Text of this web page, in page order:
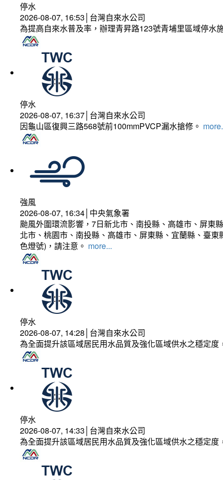
停水
2026-08-07, 16:53│台灣自來水公司
為提高自來水普及率，辦理青昇路123號青埔里區域停水
停水
2026-08-07, 16:37│台灣自來水公司
因龜山區復興三路568號前100mmPVCP漏水搶修。
強風
2026-08-07, 16:34│中央氣象署
颱風外圍環流影響，7日新北市、南投縣、高雄市、屏東
北市、桃園市、南投縣、高雄市、屏東縣、宜蘭縣、臺
色燈號)，請注意。 more...
停水
2026-08-07, 14:28│台灣自來水公司
為全面提升該區域居民用水品質及強化區域供水之穩定
停水
2026-08-07, 14:33│台灣自來水公司
為全面提升該區域居民用水品質及強化區域供水之穩定